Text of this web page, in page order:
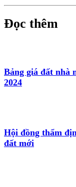
Đọc thêm
Bảng giá đất nhà
2024
Hội đồng thẩm
đất mới